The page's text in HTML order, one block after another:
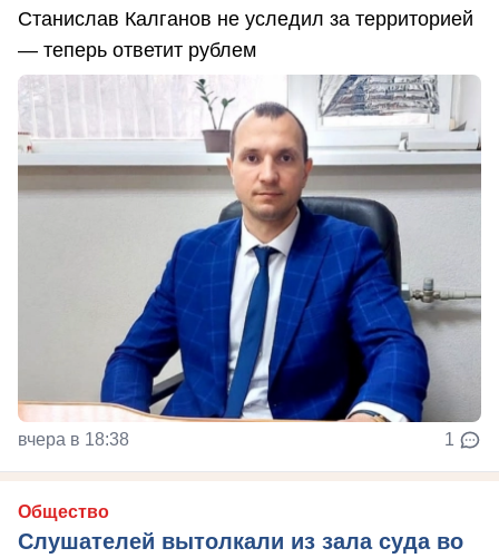
Станислав Калганов не уследил за территорией
— теперь ответит рублем
вчера в 18:38 1
Общество
Слушателей вытолкали из зала суда во